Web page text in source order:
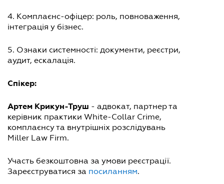
4. Комплаєнс-офіцер: роль, повноваження,
інтеграція у бізнес.
5. Ознаки системності: документи, реєстри,
аудит, ескалація.
Спікер:
Артем Крикун-Труш - адвокат, партнер та
керівник практики White-Collar Crime,
комплаєнсу та внутрішніх розслідувань
Miller Law Firm.
Участь безкоштовна за умови реєстрації.
Зареєструватися за посиланням.